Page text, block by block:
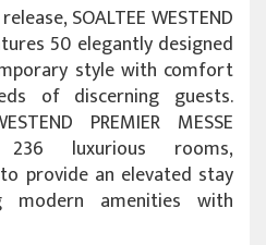
SOALTEE WESTEND
50 elegantly designed
style with comfort
of discerning guests.
PREMIER MESSE
236 luxurious rooms,
provide an elevated stay
modern amenities with